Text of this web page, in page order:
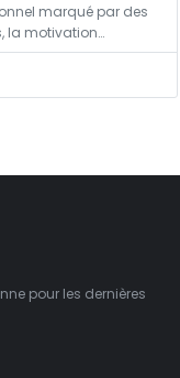
marqué par des
la motivation…
pour les dernières